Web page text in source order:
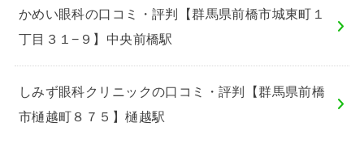
かめい眼科の口コミ・評判【群馬県前橋市城東町１
丁目３１−９】中央前橋駅
しみず眼科クリニックの口コミ・評判【群馬県前橋
市樋越町８７５】樋越駅